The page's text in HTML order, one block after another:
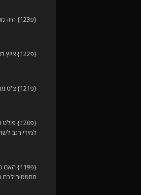
{פ123} היה מנוע?
{פ122} ציוץ רצחני
{פ121} צ'ט מוזרק
{פ120}
למירי רגב
מחטטים לכם